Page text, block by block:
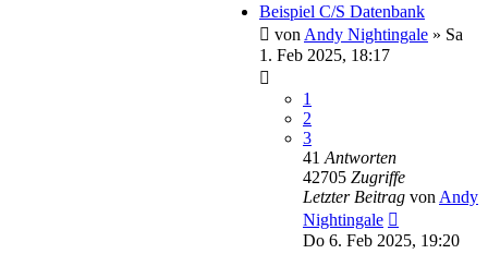
Beispiel C/S Datenbank
von Andy Nightingale » Sa
1. Feb 2025, 18:17
1
2
3
41 Antworten
42705 Zugriffe
Letzter Beitrag von Andy
Nightingale
Do 6. Feb 2025, 19:20